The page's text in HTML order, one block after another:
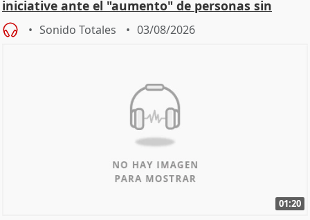
iniciative ante el "aumento" de personas sin
hogar en Madri
Sonido Totales 03/08/2026
01:20